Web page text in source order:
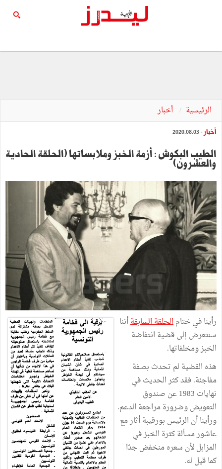
الرئيسية أخبار
أخبار - 2020.08.03
الطيب البكوش : أزمة الخبز وملابساتها (الحلقة الحادية
والعشرون)
رأينا في ختامالحلقة السابقةأننا
سنتعرض إلى قضية انتفاضة
الخبز ومخلفاتها.
هذه القضية لم تحدث بصفة
مفاجئة. فقد كثر الحديث في
نهايات 1983 عن صندوق
التعويض وضرورة مراجعة الدعم.
ورأينا أن الرئيس بورقيبة أثار مع
عاشور مسألة كثرة الخبز في
المزابل لأن سعره منخفض جدّا
كما قيل له.